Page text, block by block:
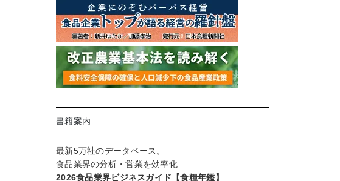
書籍案内
最新5万社のデータベース。
食品業界の分析・営業を効率化
2026食品業界ビジネスガイド【食糧年鑑】